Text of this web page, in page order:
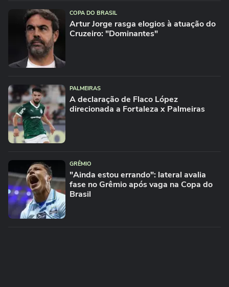
COPA DO BRASIL
Artur Jorge rasga elogios à atuação do
Cruzeiro: "Dominantes"
PALMEIRAS
A declaração de Flaco López
direcionada a Fortaleza x Palmeiras
GRÊMIO
"Ainda estou errando": lateral avalia
fase no Grêmio após vaga na Copa do
Brasil